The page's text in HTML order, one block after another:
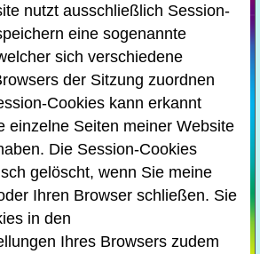
nutzt ausschließlich Session-
eine sogenannte
sich verschiedene
der Sitzung zuordnen
Cookies kann erkannt
einzelne Seiten meiner Website
Die Session-Cookies
gelöscht, wenn Sie meine
Ihren Browser schließen. Sie
in den
Ihres Browsers zudem